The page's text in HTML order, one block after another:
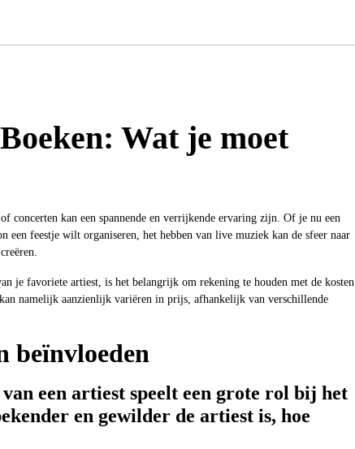
Wat je moet
concerten kan een spannende en verrijkende ervaring zijn. Of je nu een
een feestje wilt organiseren, het hebben van live muziek kan de sfeer naar
je favoriete artiest, is het belangrijk om rekening te houden met de kosten
namelijk aanzienlijk variëren in prijs, afhankelijk van verschillende
beïnvloeden
een artiest speelt een grote rol bij het
en gewilder de artiest is, hoe